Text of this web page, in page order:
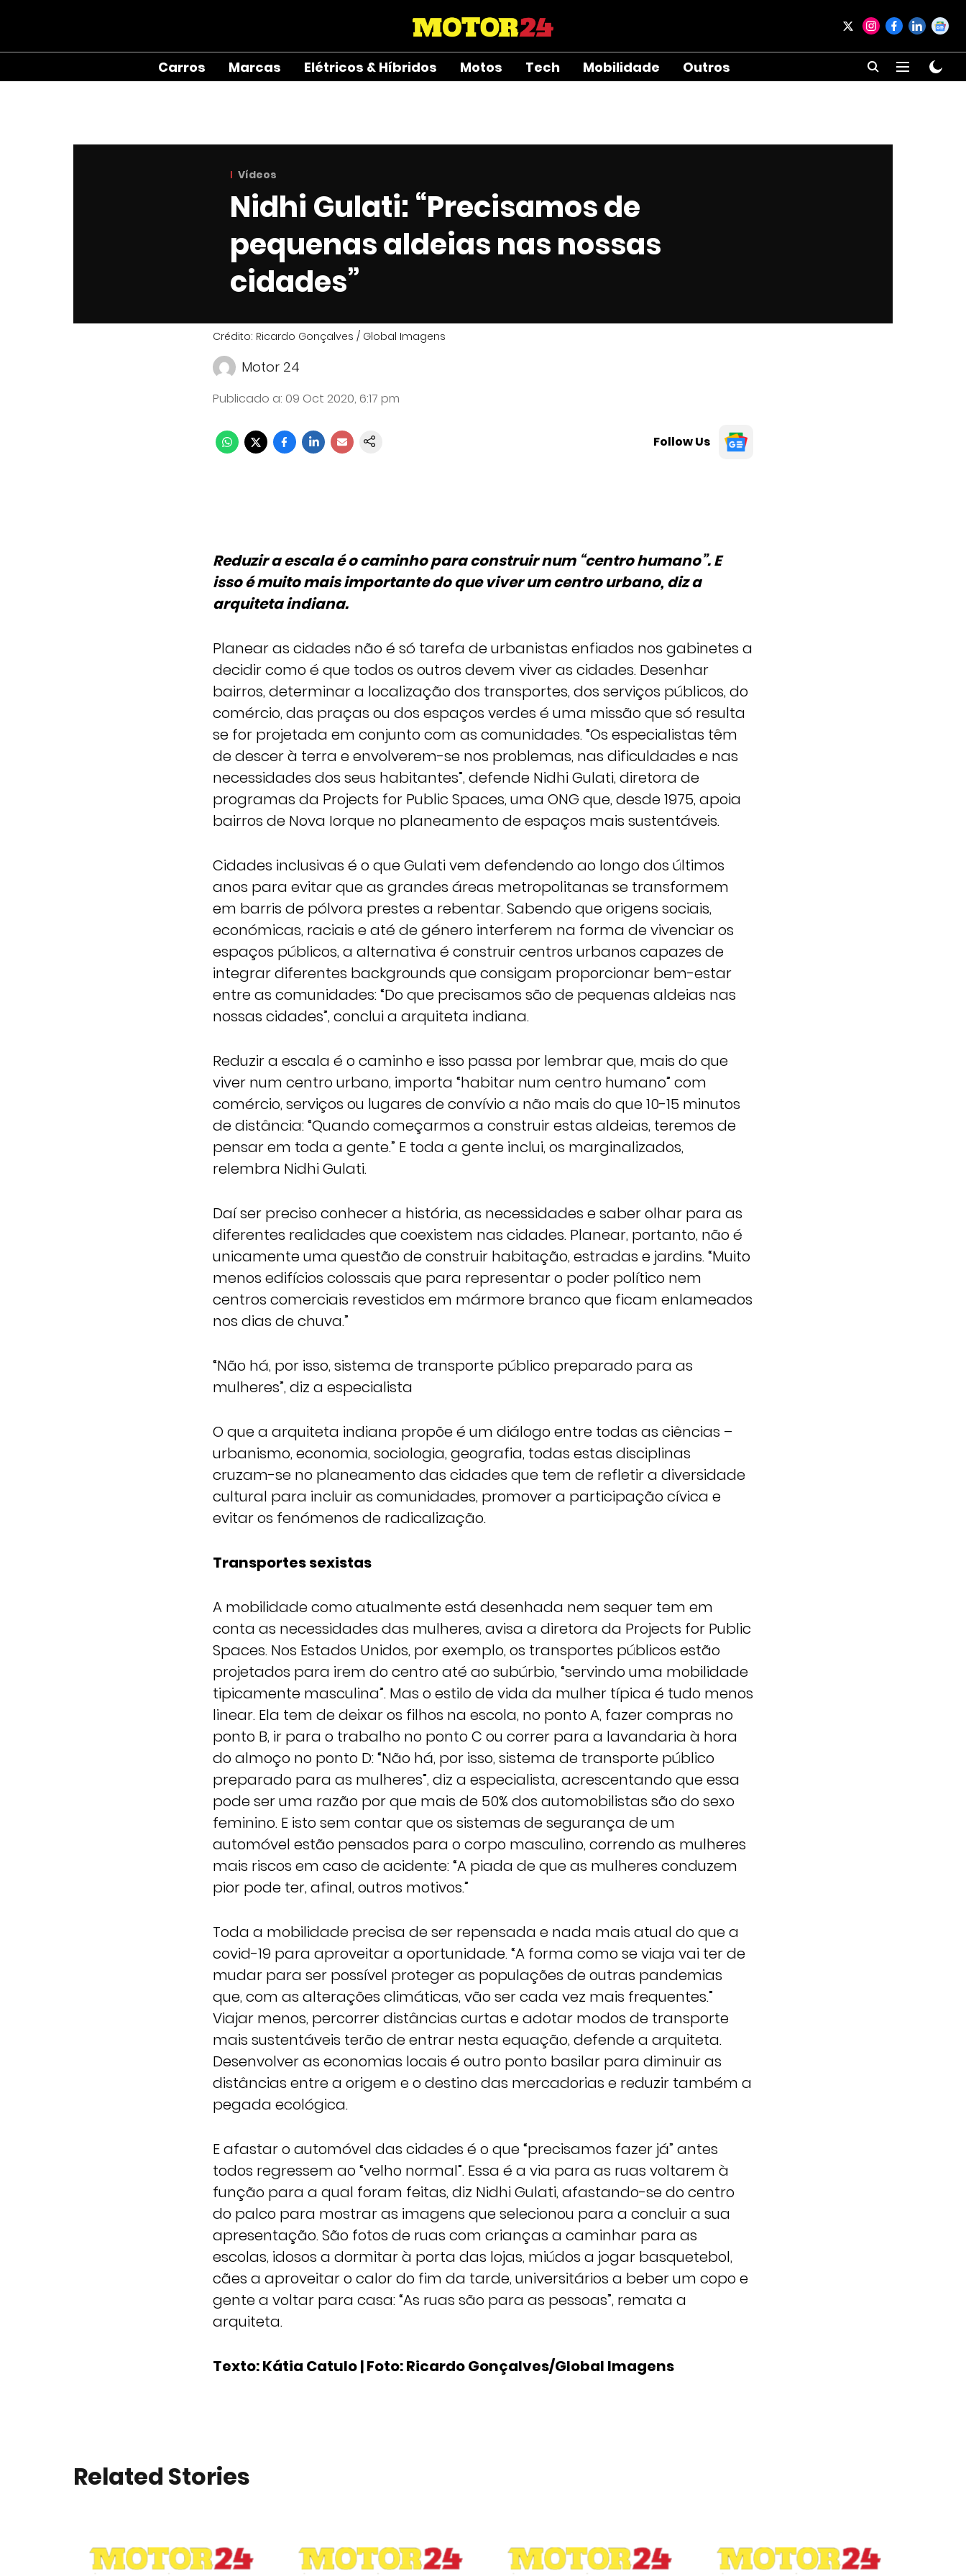
Carros Marcas Elétricos & Híbridos Motos Tech Mobilidade Outros
Vídeos
Nidhi Gulati: “Precisamos de
pequenas aldeias nas nossas
cidades”
Crédito: Ricardo Gonçalves / Global Imagens
Motor 24
Publicado a: 09 Oct 2020, 6:17 pm
Follow Us
Reduzir a escala é o caminho para construir num “centro humano”. E
isso é muito mais importante do que viver um centro urbano, diz a
arquiteta indiana.
Planear as cidades não é só tarefa de urbanistas enfiados nos gabinetes a
decidir como é que todos os outros devem viver as cidades. Desenhar
bairros, determinar a localização dos transportes, dos serviços públicos, do
comércio, das praças ou dos espaços verdes é uma missão que só resulta
se for projetada em conjunto com as comunidades. “Os especialistas têm
de descer à terra e envolverem-se nos problemas, nas dificuldades e nas
necessidades dos seus habitantes”, defende Nidhi Gulati, diretora de
programas da Projects for Public Spaces, uma ONG que, desde 1975, apoia
bairros de Nova Iorque no planeamento de espaços mais sustentáveis.
Cidades inclusivas é o que Gulati vem defendendo ao longo dos últimos
anos para evitar que as grandes áreas metropolitanas se transformem
em barris de pólvora prestes a rebentar. Sabendo que origens sociais,
económicas, raciais e até de género interferem na forma de vivenciar os
espaços públicos, a alternativa é construir centros urbanos capazes de
integrar diferentes backgrounds que consigam proporcionar bem-estar
entre as comunidades: “Do que precisamos são de pequenas aldeias nas
nossas cidades”, conclui a arquiteta indiana.
Reduzir a escala é o caminho e isso passa por lembrar que, mais do que
viver num centro urbano, importa “habitar num centro humano” com
comércio, serviços ou lugares de convívio a não mais do que 10-15 minutos
de distância: “Quando começarmos a construir estas aldeias, teremos de
pensar em toda a gente.” E toda a gente inclui, os marginalizados,
relembra Nidhi Gulati.
Daí ser preciso conhecer a história, as necessidades e saber olhar para as
diferentes realidades que coexistem nas cidades. Planear, portanto, não é
unicamente uma questão de construir habitação, estradas e jardins. “Muito
menos edifícios colossais que para representar o poder político nem
centros comerciais revestidos em mármore branco que ficam enlameados
nos dias de chuva.”
“Não há, por isso, sistema de transporte público preparado para as
mulheres”, diz a especialista
O que a arquiteta indiana propõe é um diálogo entre todas as ciências –
urbanismo, economia, sociologia, geografia, todas estas disciplinas
cruzam-se no planeamento das cidades que tem de refletir a diversidade
cultural para incluir as comunidades, promover a participação cívica e
evitar os fenómenos de radicalização.
Transportes sexistas
A mobilidade como atualmente está desenhada nem sequer tem em
conta as necessidades das mulheres, avisa a diretora da Projects for Public
Spaces. Nos Estados Unidos, por exemplo, os transportes públicos estão
projetados para irem do centro até ao subúrbio, “servindo uma mobilidade
tipicamente masculina”. Mas o estilo de vida da mulher típica é tudo menos
linear. Ela tem de deixar os filhos na escola, no ponto A, fazer compras no
ponto B, ir para o trabalho no ponto C ou correr para a lavandaria à hora
do almoço no ponto D: “Não há, por isso, sistema de transporte público
preparado para as mulheres”, diz a especialista, acrescentando que essa
pode ser uma razão por que mais de 50% dos automobilistas são do sexo
feminino. E isto sem contar que os sistemas de segurança de um
automóvel estão pensados para o corpo masculino, correndo as mulheres
mais riscos em caso de acidente: “A piada de que as mulheres conduzem
pior pode ter, afinal, outros motivos.”
Toda a mobilidade precisa de ser repensada e nada mais atual do que a
covid-19 para aproveitar a oportunidade. “A forma como se viaja vai ter de
mudar para ser possível proteger as populações de outras pandemias
que, com as alterações climáticas, vão ser cada vez mais frequentes.”
Viajar menos, percorrer distâncias curtas e adotar modos de transporte
mais sustentáveis terão de entrar nesta equação, defende a arquiteta.
Desenvolver as economias locais é outro ponto basilar para diminuir as
distâncias entre a origem e o destino das mercadorias e reduzir também a
pegada ecológica.
E afastar o automóvel das cidades é o que “precisamos fazer já” antes
todos regressem ao “velho normal”. Essa é a via para as ruas voltarem à
função para a qual foram feitas, diz Nidhi Gulati, afastando-se do centro
do palco para mostrar as imagens que selecionou para a concluir a sua
apresentação. São fotos de ruas com crianças a caminhar para as
escolas, idosos a dormitar à porta das lojas, miúdos a jogar basquetebol,
cães a aproveitar o calor do fim da tarde, universitários a beber um copo e
gente a voltar para casa: “As ruas são para as pessoas”, remata a
arquiteta.
Texto: Kátia Catulo | Foto: Ricardo Gonçalves/Global Imagens
Related Stories